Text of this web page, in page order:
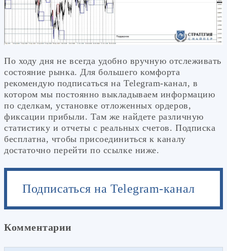
По ходу дня не всегда удобно вручную отслеживать
состояние рынка. Для большего комфорта
рекомендую подписаться на Telegram-канал, в
котором мы постоянно выкладываем информацию
по сделкам, установке отложенных ордеров,
фиксации прибыли. Там же найдете различную
статистику и отчеты с реальных счетов. Подписка
бесплатна, чтобы присоединиться к каналу
достаточно перейти по ссылке ниже.
Подписаться на Telegram-канал
Комментарии